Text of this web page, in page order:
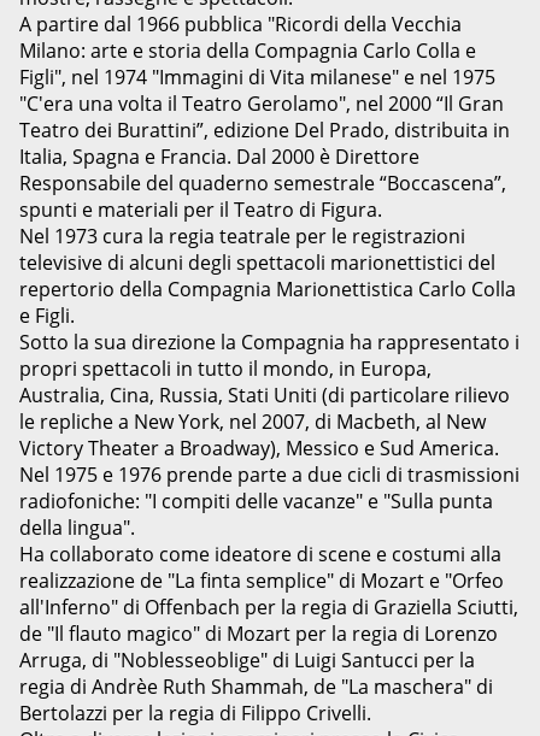
A partire dal 1966 pubblica "Ricordi della Vecchia
Milano: arte e storia della Compagnia Carlo Colla e
Figli", nel 1974 "Immagini di Vita milanese" e nel 1975
"C'era una volta il Teatro Gerolamo", nel 2000 “Il Gran
Teatro dei Burattini”, edizione Del Prado, distribuita in
Italia, Spagna e Francia. Dal 2000 è Direttore
Responsabile del quaderno semestrale “Boccascena”,
spunti e materiali per il Teatro di Figura.
Nel 1973 cura la regia teatrale per le registrazioni
televisive di alcuni degli spettacoli marionettistici del
repertorio della Compagnia Marionettistica Carlo Colla
e Figli.
Sotto la sua direzione la Compagnia ha rappresentato i
propri spettacoli in tutto il mondo, in Europa,
Australia, Cina, Russia, Stati Uniti (di particolare rilievo
le repliche a New York, nel 2007, di Macbeth, al New
Victory Theater a Broadway), Messico e Sud America.
Nel 1975 e 1976 prende parte a due cicli di trasmissioni
radiofoniche: "I compiti delle vacanze" e "Sulla punta
della lingua".
Ha collaborato come ideatore di scene e costumi alla
realizzazione de "La finta semplice" di Mozart e "Orfeo
all'Inferno" di Offenbach per la regia di Graziella Sciutti,
de "Il flauto magico" di Mozart per la regia di Lorenzo
Arruga, di "Noblesseoblige" di Luigi Santucci per la
regia di Andrèe Ruth Shammah, de "La maschera" di
Bertolazzi per la regia di Filippo Crivelli.